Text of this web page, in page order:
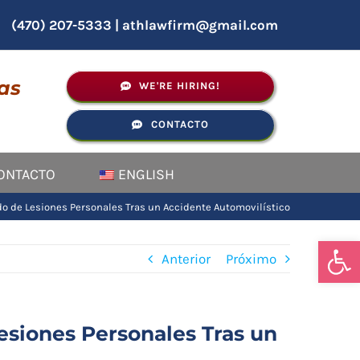
Abrir
(470) 207-5333 athlawfirm@gmail.com
WE'RE HIRING!
CONTACTO
ENGLISH
de Lesiones Personales Tras un Accidente Automovilístico
Anterior Próximo
Personales Tras un